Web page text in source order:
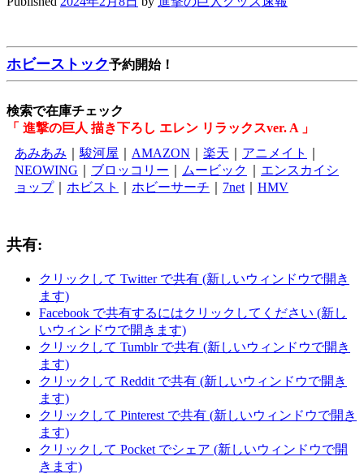
ホビーストック予約開始！
検索で在庫チェック
「 進撃の巨人 描き下ろし エレン リラックスver. A 」
あみあみ ｜駿河屋 AMAZON 楽天 アニメイト
NEOWING
ブロッコリー ムービック
エンスカイシ
ョップ｜ ホビスト ホビーサーチ 7net｜ HMV
共有:
クリックして Twitter で共有 (新しいウィンドウで開き
ます)
Facebook で共有するにはクリックしてください (新し
いウィンドウで開きます)
クリックして Tumblr で共有 (新しいウィンドウで開き
ます)
クリックして Reddit で共有 (新しいウィンドウで開き
ます)
クリックして Pinterest で共有 (新しいウィンドウで開き
ます)
クリックして Pocket でシェア (新しいウィンドウで開
きます)